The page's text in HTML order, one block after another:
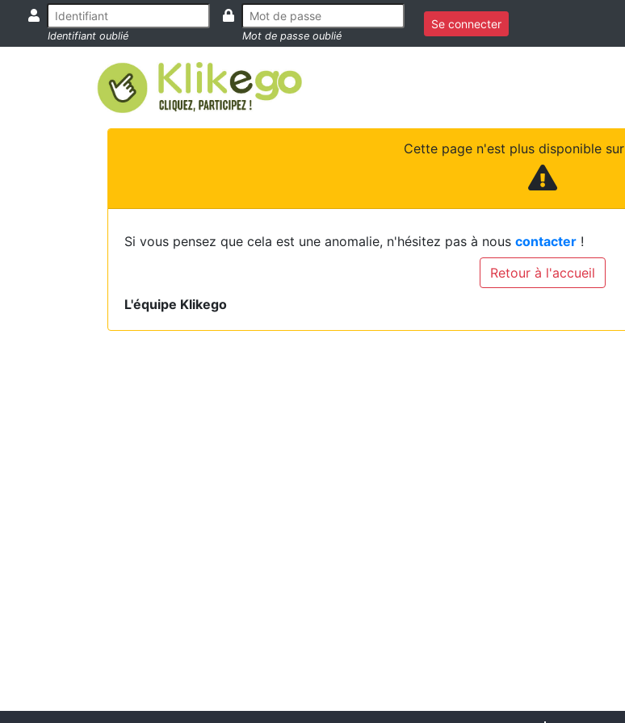
Identifiant oublié Mot de passe oublié
Se connecter
Cette page n'est plus disponible sur
Si vous pensez que cela est une anomalie, n'hésitez pas à nous contacter !
Retour à l'accueil
L'équipe Klikego